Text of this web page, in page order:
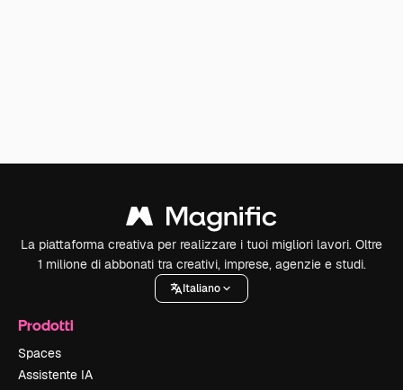
La piattaforma creativa per realizzare i tuoi migliori lavori. Oltre
1 milione di abbonati tra creativi, imprese, agenzie e studi.
Italiano
Prodotti
Spaces
Assistente IA